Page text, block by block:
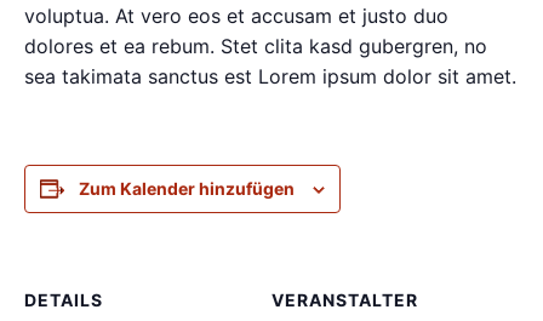
voluptua. At vero eos et accusam et justo duo
dolores et ea rebum. Stet clita kasd gubergren, no
sea takimata sanctus est Lorem ipsum dolor sit amet.
Zum Kalender hinzufügen
DETAILS
VERANSTALTER